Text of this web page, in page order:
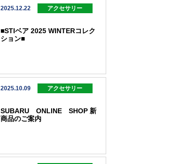
2025.12.22 アクセサリー
■STIベア 2025 WINTERコレク
ション■
2025.10.09 アクセサリー
SUBARU ONLINE SHOP 新
商品のご案内